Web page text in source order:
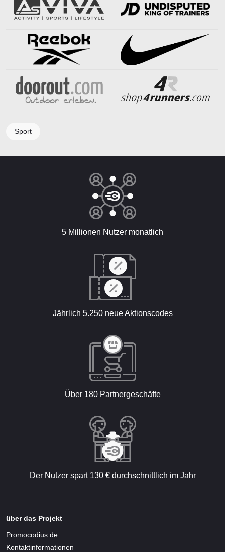
Sport
5 Millionen Nutzer monatlich
Jährlich 5.250 neue Aktionscodes
Über 180 Partnergeschäfte
Der Nutzer spart 130 € durchschnittlich im Jahr
über das Projekt
Promocodius.de
Kontaktinformationen